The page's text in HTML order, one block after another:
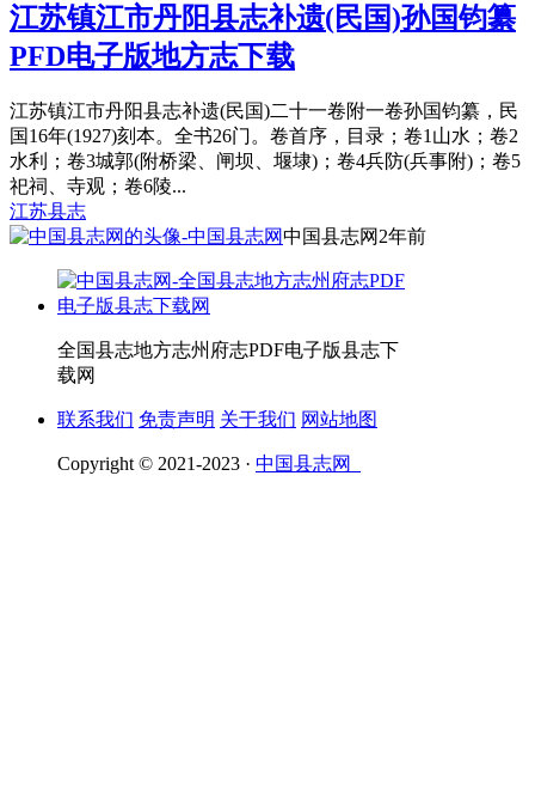
江苏镇江市丹阳县志补遗(民国)孙国钧纂
PFD电子版地方志下载
江苏镇江市丹阳县志补遗(民国)二十一卷附一卷孙国钧纂，民
国16年(1927)刻本。全书26门。卷首序，目录；卷1山水；卷2
水利；卷3城郭(附桥梁、闸坝、堰埭)；卷4兵防(兵事附)；卷5
祀祠、寺观；卷6陵...
江苏县志
中国县志网 2年前
全国县志地方志州府志PDF电子版县志下
载网
联系我们 免责声明 关于我们 网站地图
Copyright © 2021-2023 · 中国县志网